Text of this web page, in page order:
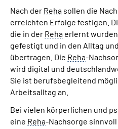
Nach der Reha sollen die
erreichten Erfolge festigen.
die in der Reha erlernt
gefestigt und in den Alltag
übertragen. Die Reha-
wird digital und
Sie ist berufsbegleitend
Arbeitsalltag an.
Bei vielen körperlichen und
eine Reha-Nachsorge